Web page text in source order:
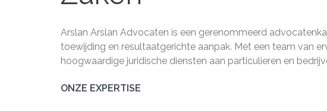
Arslan Arslan Advocaten is een gerenommeerd
toewijding en resultaatgerichte aanpak. Met een team van
hoogwaardige juridische diensten aan particulieren en
ONZE EXPERTISE